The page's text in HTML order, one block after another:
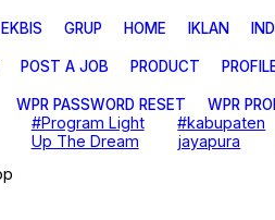
EKBIS GRUP HOME IKLAN
POST A JOB PRODUCT
WPR PASSWORD RESET WPR
#Program Light
Up The Dream
#kabupaten
jayapura